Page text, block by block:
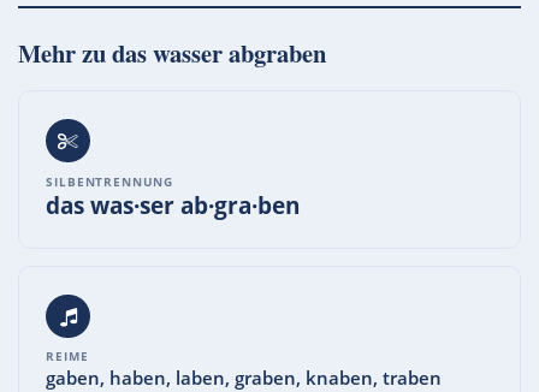
Mehr zudas wasser abgraben
SILBENTRENNUNG
das was·ser ab·gra·ben
REIME
gaben, haben, laben, graben, knaben, traben